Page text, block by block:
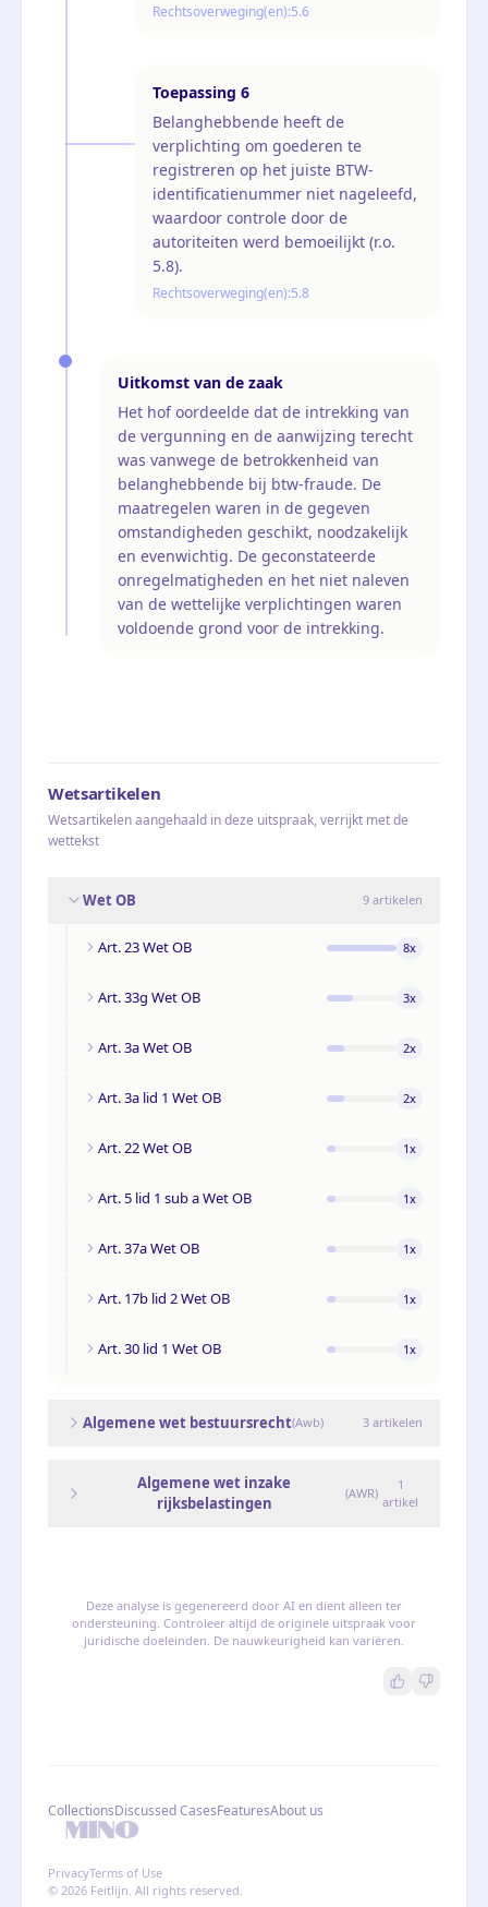
Rechtsoverweging(en):5.6
Toepassing 6
Belanghebbende heeft de
verplichting om goederen te
registreren op het juiste BTW-
identificatienummer niet nageleefd,
waardoor controle door de
autoriteiten werd bemoeilijkt (r.o.
5.8).
Rechtsoverweging(en):5.8
Uitkomst van de zaak
Het hof oordeelde dat de intrekking van
de vergunning en de aanwijzing terecht
was vanwege de betrokkenheid van
belanghebbende bij btw-fraude. De
maatregelen waren in de gegeven
omstandigheden geschikt, noodzakelijk
en evenwichtig. De geconstateerde
onregelmatigheden en het niet naleven
van de wettelijke verplichtingen waren
voldoende grond voor de intrekking.
Wetsartikelen
Wetsartikelen aangehaald in deze uitspraak, verrijkt met de
wettekst
Wet OB 9 artikelen
Art. 23 Wet OB 8x
Art. 33g Wet OB 3x
Art. 3a Wet OB 2x
Art. 3a lid 1 Wet OB 2x
Art. 22 Wet OB 1x
Art. 5 lid 1 sub a Wet OB 1x
Art. 37a Wet OB 1x
Art. 17b lid 2 Wet OB 1x
Art. 30 lid 1 Wet OB 1x
Algemene wet bestuursrecht(Awb) 3 artikelen
Algemene wet inzake
rijksbelastingen
(AWR)
1
artikel
Deze analyse is gegenereerd door AI en dient alleen ter
ondersteuning. Controleer altijd de originele uitspraak voor
juridische doeleinden. De nauwkeurigheid kan variëren.
CollectionsDiscussed CasesFeaturesAbout us
PrivacyTerms of Use
© 2026 Feitlijn. All rights reserved.